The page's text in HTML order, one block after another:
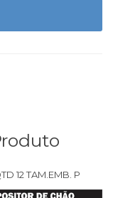
12 TAM.EMB. P